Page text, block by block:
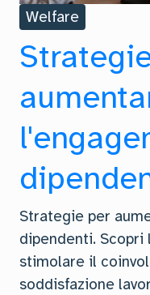
Welfare
Strategie per
dipendenti.
stimolare il
soddisfazione